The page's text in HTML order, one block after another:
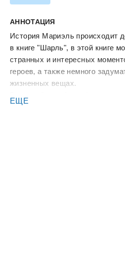
АННОТАЦИЯ
История Мариэль происходит
в книге "Шарль", в этой книге
странных и интересных
героев, а также немного
жизненных вещах.
обусловлено ленью редактора
ЕЩЕ